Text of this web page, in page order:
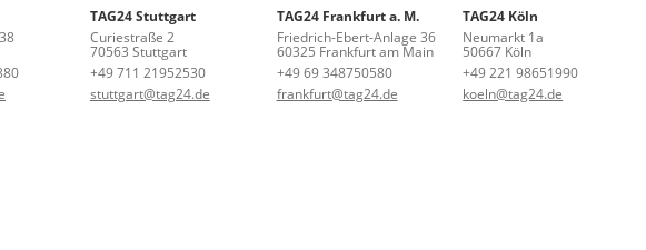
TAG24 Stuttgart
Curiestraße 2
70563 Stuttgart
+49 711 21952530
stuttgart@tag24.de
TAG24 Frankfurt a. M.
Friedrich-Ebert-Anlage 36
60325 Frankfurt am Main
+49 69 348750580
frankfurt@tag24.de
TAG24 Köln
Neumarkt 1a
50667 Köln
+49 221 98651990
koeln@tag24.de